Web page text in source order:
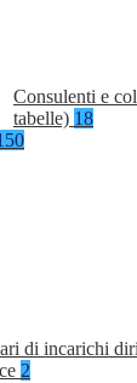
Consulenti e
tabelle) 18
di incarichi
2